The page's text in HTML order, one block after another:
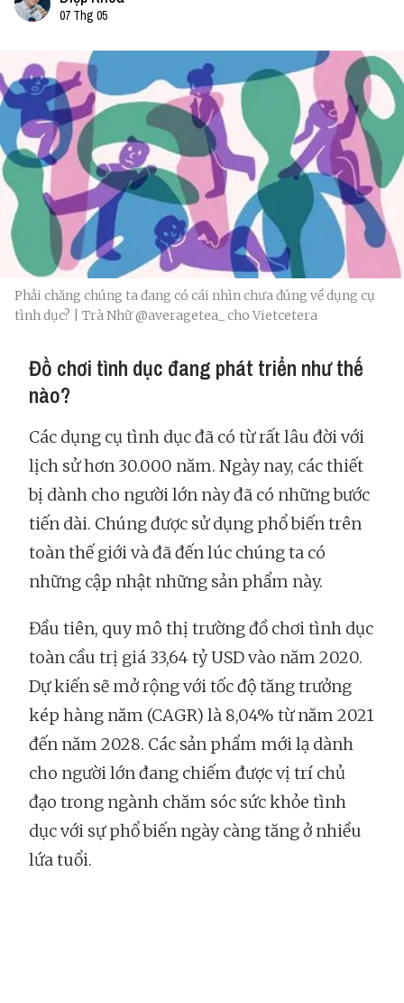
07 Thg 05
Phải chăng chúng ta đang có cái nhìn chưa đúng về dụng cụ
tình dục? | Trà Nhữ @averagetea_ cho Vietcetera
Đồ chơi tình dục đang phát triển như thế
nào?
Các dụng cụ tình dục đã có từ rất lâu đời với
lịch sử hơn 30.000 năm. Ngày nay, các thiết
bị dành cho người lớn này đã có những bước
tiến dài. Chúng được sử dụng phổ biến trên
toàn thế giới và đã đến lúc chúng ta có
những cập nhật những sản phẩm này.
Đầu tiên, quy mô thị trường đồ chơi tình dục
toàn cầu trị giá 33,64 tỷ USD vào năm 2020.
Dự kiến sẽ mở rộng với tốc độ tăng trưởng
kép hàng năm (CAGR) là 8,04% từ năm 2021
đến năm 2028. Các sản phẩm mới lạ dành
cho người lớn đang chiếm được vị trí chủ
đạo trong ngành chăm sóc sức khỏe tình
dục với sự phổ biến ngày càng tăng ở nhiều
lứa tuổi.